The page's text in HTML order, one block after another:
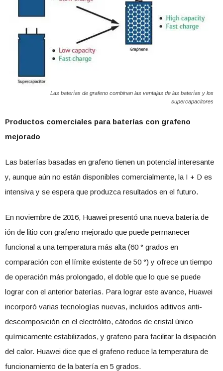
Las baterías de grafeno combinan las ventajas de las baterías y los
supercapacitores
Productos comerciales para baterías con grafeno
mejorado
Las baterías basadas en grafeno tienen un potencial interesante
y, aunque aún no están disponibles comercialmente, la I + D es
intensiva y se espera que produzca resultados en el futuro.
En noviembre de 2016, Huawei presentó una nueva batería de
ión de litio con grafeno mejorado que puede permanecer
funcional a una temperatura más alta (60 ° grados en
comparación con el límite existente de 50 °) y ofrece un tiempo
de operación más prolongado, el doble que lo que se puede
lograr con el anterior baterías. Para lograr este avance, Huawei
incorporó varias tecnologías nuevas, incluidos aditivos anti-
descomposición en el electrólito, cátodos de cristal único
químicamente estabilizados, y grafeno para facilitar la disipación
del calor. Huawei dice que el grafeno reduce la temperatura de
funcionamiento de la batería en 5 grados.